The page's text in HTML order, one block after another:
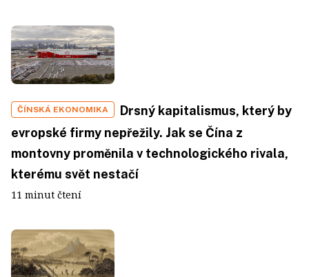
ČÍNSKÁ EKONOMIKA
Drsný kapitalismus, který by
evropské firmy nepřežily. Jak se Čína z
montovny proměnila v technologického rivala,
kterému svět nestačí
11 minut čtení